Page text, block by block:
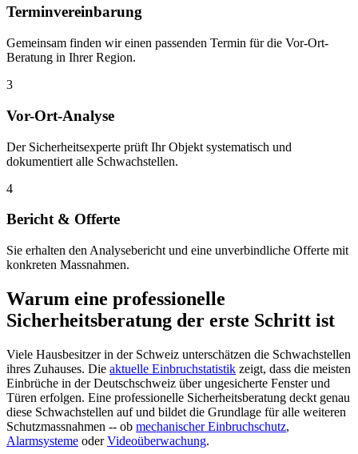
Terminvereinbarung
Gemeinsam finden wir einen passenden Termin für die Vor-Ort-
Beratung in Ihrer Region.
3
Vor-Ort-Analyse
Der Sicherheitsexperte prüft Ihr Objekt systematisch und
dokumentiert alle Schwachstellen.
4
Bericht & Offerte
Sie erhalten den Analysebericht und eine unverbindliche Offerte mit
konkreten Massnahmen.
Warum eine professionelle
Sicherheitsberatung der erste Schritt ist
Viele Hausbesitzer in der Schweiz unterschätzen die Schwachstellen
ihres Zuhauses. Die aktuelle Einbruchstatistik zeigt, dass die meisten
Einbrüche in der Deutschschweiz über ungesicherte Fenster und
Türen erfolgen. Eine professionelle Sicherheitsberatung deckt genau
diese Schwachstellen auf und bildet die Grundlage für alle weiteren
Schutzmassnahmen -- ob mechanischer Einbruchschutz,
Alarmsysteme oder Videoüberwachung.